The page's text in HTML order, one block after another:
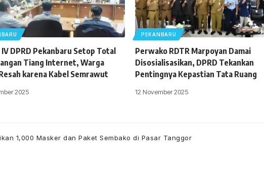
DPRD Pekanbaru Setop Total
Tiang Internet, Warga
karena Kabel Semrawut
2025
PEKANBARU
Perwako RDTR Marpoyan Damai
Disosialisasikan, DPRD Tekankan
Pentingnya Kepastian Tata Ruang
12 November 2025
1,000 Masker dan Paket Sembako di Pasar Tanggor